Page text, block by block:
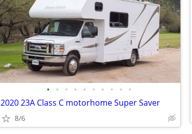
• • • • • • • • • •
2020 23A Class C motorhome Super Saver
8/6